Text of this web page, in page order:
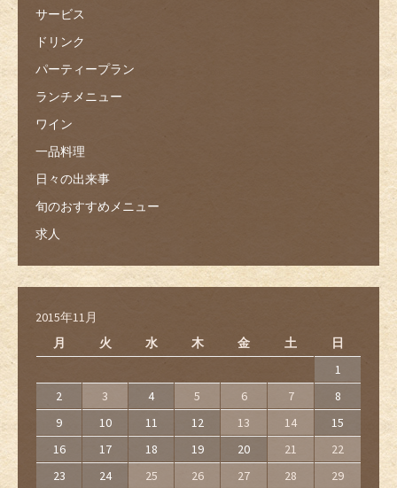
サービス
ドリンク
パーティープラン
ランチメニュー
ワイン
一品料理
日々の出来事
旬のおすすめメニュー
求人
2015年11月
月
火 水 木 金 土 日
1
2
3 4 5 6 7
8
9
10 11 12 13 14
15
16
17 18 19 20 21
22
23
24 25 26 27 28
29